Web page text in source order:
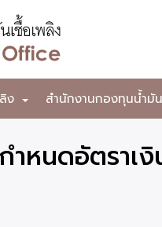
+
ง สำนักงานกองทุนน้ำมั
ำหนดอัตราเ